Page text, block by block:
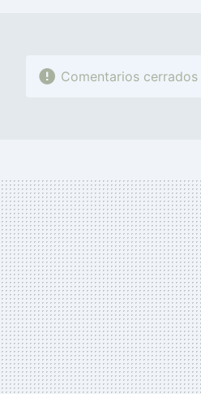
Comentarios cerrados